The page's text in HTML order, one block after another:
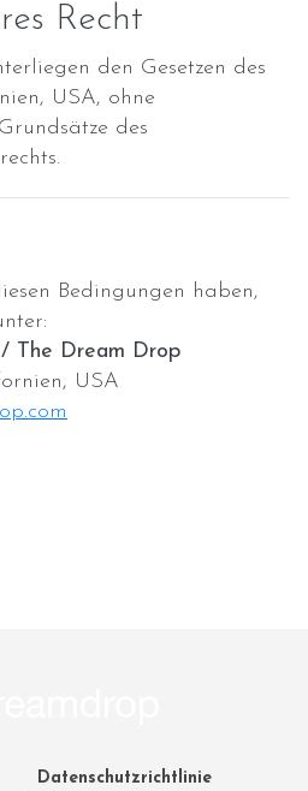
Recht
den Gesetzen des
USA, ohne
des
Bedingungen haben,
The Dream Drop
USA
Datenschutzrichtlinie